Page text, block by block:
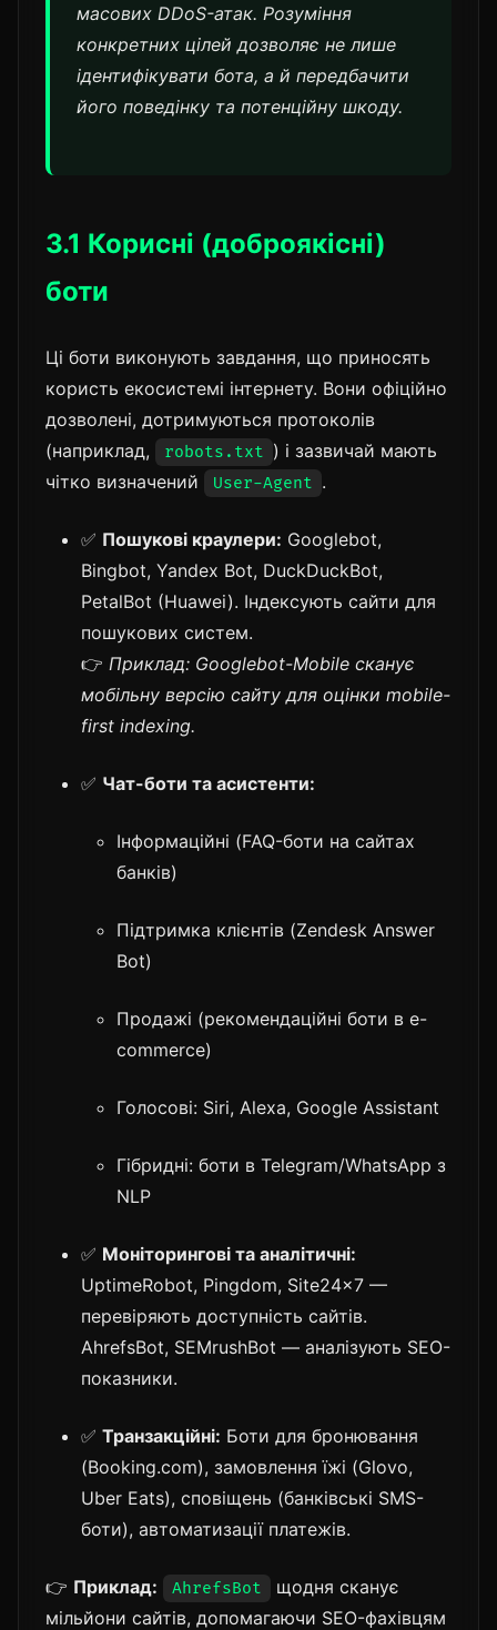
масових DDoS-атак. Розуміння
конкретних цілей дозволяє не лише
ідентифікувати бота, а й передбачити
його поведінку та потенційну шкоду.
3.1 Корисні (доброякісні)
боти
Ці боти виконують завдання, що приносять
користь екосистемі інтернету. Вони офіційно
дозволені, дотримуються протоколів
(наприклад,
robots.txt ) і зазвичай мають
чітко визначений
User-Agent .
✅ Пошукові краулери: Googlebot,
Bingbot, Yandex Bot, DuckDuckBot,
PetalBot (Huawei). Індексують сайти для
пошукових систем.
👉 Приклад: Googlebot-Mobile сканує
мобільну версію сайту для оцінки mobile-
first indexing.
✅ Чат-боти та асистенти:
Інформаційні (FAQ-боти на сайтах
банків)
Підтримка клієнтів (Zendesk Answer
Bot)
Продажі (рекомендаційні боти в e-
commerce)
Голосові: Siri, Alexa, Google Assistant
Гібридні: боти в Telegram/WhatsApp з
NLP
✅ Моніторингові та аналітичні:
UptimeRobot, Pingdom, Site24x7 —
перевіряють доступність сайтів.
AhrefsBot, SEMrushBot — аналізують SEO-
показники.
✅ Транзакційні: Боти для бронювання
(Booking.com), замовлення їжі (Glovo,
Uber Eats), сповіщень (банківські SMS-
боти), автоматизації платежів.
👉 Приклад: AhrefsBot
щодня сканує
мільйони сайтів, допомагаючи SEO-фахівцям